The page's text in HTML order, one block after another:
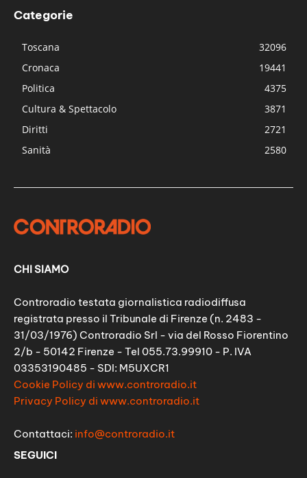
Categorie
Toscana
32096
Cronaca
19441
Politica
4375
Cultura & Spettacolo
3871
Diritti
2721
Sanità
2580
CHI SIAMO
Controradio testata giornalistica radiodiffusa
registrata presso il Tribunale di Firenze (n. 2483 -
31/03/1976) Controradio Srl - via del Rosso Fiorentino
2/b - 50142 Firenze - Tel 055.73.99910 - P. IVA
03353190485 - SDI: M5UXCR1
Cookie Policy di www.controradio.it
Privacy Policy di www.controradio.it
Contattaci: info@controradio.it
SEGUICI